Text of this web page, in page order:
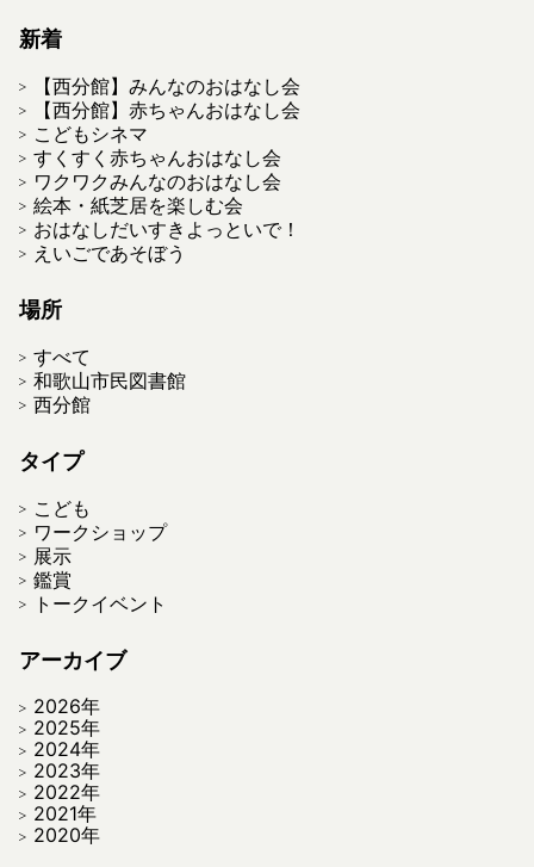
新着
【西分館】みんなのおはなし会
【西分館】赤ちゃんおはなし会
こどもシネマ
すくすく赤ちゃんおはなし会
ワクワクみんなのおはなし会
絵本・紙芝居を楽しむ会
おはなしだいすきよっといで！
えいごであそぼう
場所
すべて
和歌山市民図書館
西分館
タイプ
こども
ワークショップ
展示
鑑賞
トークイベント
アーカイブ
2026年
2025年
2024年
2023年
2022年
2021年
2020年